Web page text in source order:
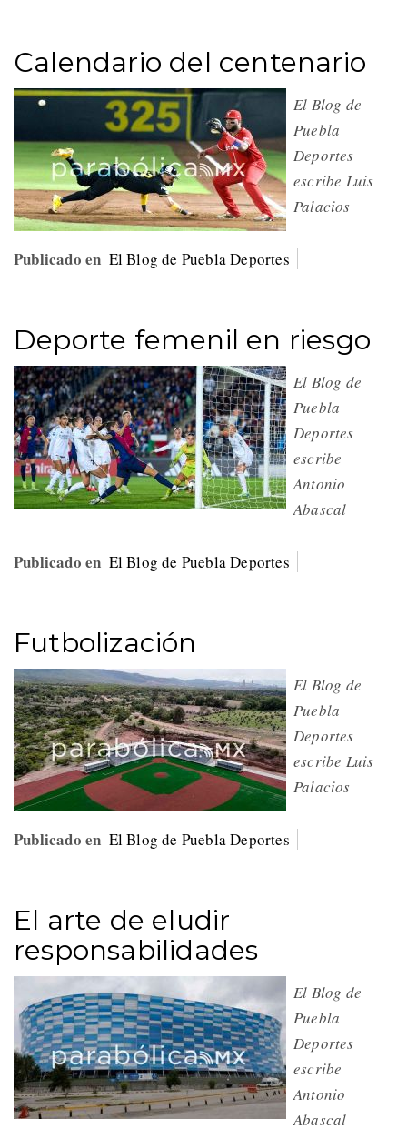
Calendario del centenario
El Blog de
Puebla
Deportes
escribe Luis
Palacios
Publicado en El Blog de Puebla Deportes
Deporte femenil en riesgo
El Blog de
Puebla
Deportes
escribe
Antonio
Abascal
Publicado en El Blog de Puebla Deportes
Futbolización
El Blog de
Puebla
Deportes
escribe Luis
Palacios
Publicado en El Blog de Puebla Deportes
El arte de eludir
responsabilidades
El Blog de
Puebla
Deportes
escribe
Antonio
Abascal